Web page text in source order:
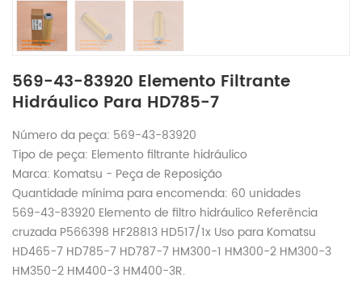
569-43-83920 Elemento Filtrante
Hidráulico Para HD785-7
Número da peça: 569-43-83920
Tipo de peça: Elemento filtrante hidráulico
Marca: Komatsu - Peça de Reposição
Quantidade mínima para encomenda: 60 unidades
569-43-83920 Elemento de filtro hidráulico Referência
cruzada P566398 HF28813 HD517/1x Uso para Komatsu
HD465-7 HD785-7 HD787-7 HM300-1 HM300-2 HM300-3
HM350-2 HM400-3 HM400-3R.